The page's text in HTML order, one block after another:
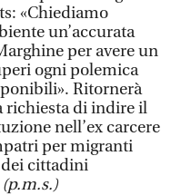
«Chiediamo
un’accurata
per avere un
ogni polemica
Ritornerà
richiesta di indire il
nell’ex carcere
per migranti
cittadini
(p.m.s.)